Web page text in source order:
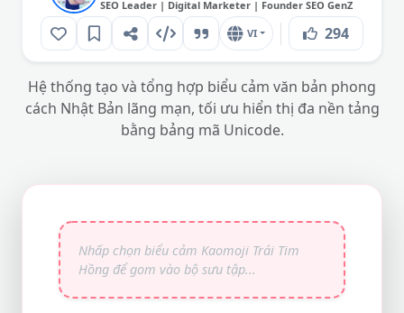
SEO Leader | Digital Marketer | Founder SEO GenZ
VI 294
Hệ thống tạo và tổng hợp biểu cảm văn bản phong
cách Nhật Bản lãng mạn, tối ưu hiển thị đa nền tảng
bằng bảng mã Unicode.